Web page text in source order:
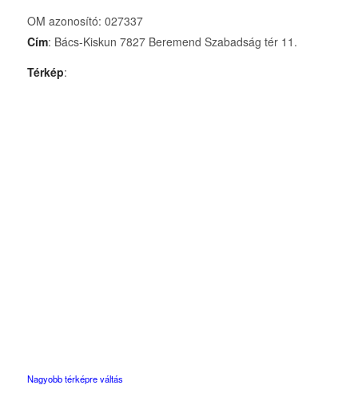
OM azonosító: 027337
Cím: Bács-Kiskun 7827 Beremend Szabadság tér 11.
Térkép:
Nagyobb térképre váltás